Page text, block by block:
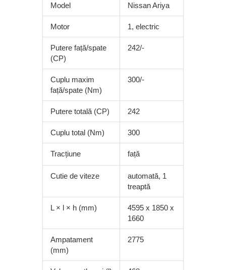
Model Nissan Ariya
Motor 1, electric
Putere față/spate
(CP)
242/-
Cuplu maxim
față/spate (Nm)
300/-
Putere totală (CP) 242
Cuplu total (Nm) 300
Tracțiune față
Cutie de viteze
automată, 1
treaptă
L × l × h (mm)
4595 x 1850 x
1660
Ampatament
(mm)
2775